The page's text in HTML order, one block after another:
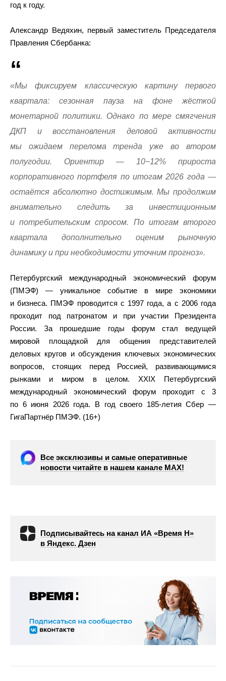
год к году.
Александр Ведяхин, первый заместитель Председателя
Правления Сбербанка:
«Мы фиксируем классическую картину первого
квартала: сезонная пауза на фоне жёсткой
монетарной политики. Однако по мере смягчения
ДКП и восстановления деловой активности
мы ожидаем перелома тренда уже во втором
полугодии. Ориентир — 10−12% прироста
корпоративного портфеля по итогам 2026 года —
остаётся абсолютно достижимым. Мы продолжим
внимательно следить за инвестиционным
и потребительским спросом. По итогам второго
квартала дополнительно оценим рыночную
динамику и при необходимости уточним прогноз».
Петербургский международный экономический форум
(ПМЭФ) — уникальное событие в мире экономики
и бизнеса. ПМЭФ проводится с 1997 года, а с 2006 года
проходит под патронатом и при участии Президента
России. За прошедшие годы форум стал ведущей
мировой площадкой для общения представителей
деловых кругов и обсуждения ключевых экономических
вопросов, стоящих перед Россией, развивающимися
рынками и миром в целом. XXIX Петербургский
международный экономический форум проходит с 3
по 6 июня 2026 года. В год своего 185-летия Сбер —
ГигаПартнёр ПМЭФ. (16+)
Все эксклюзивы и самые оперативные
новости читайте в нашем канале МАХ!
Подписывайтесь на канал ИА «Время Н»
в Яндекс. Дзен